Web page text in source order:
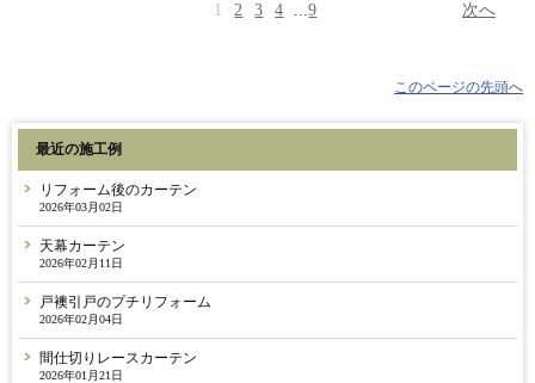
1 2 3 4 ...9 次へ
このページの先頭へ
最近の施工例
リフォーム後のカーテン
2026年03月02日
天幕カーテン
2026年02月11日
戸襖引戸のプチリフォーム
2026年02月04日
間仕切りレースカーテン
2026年01月21日